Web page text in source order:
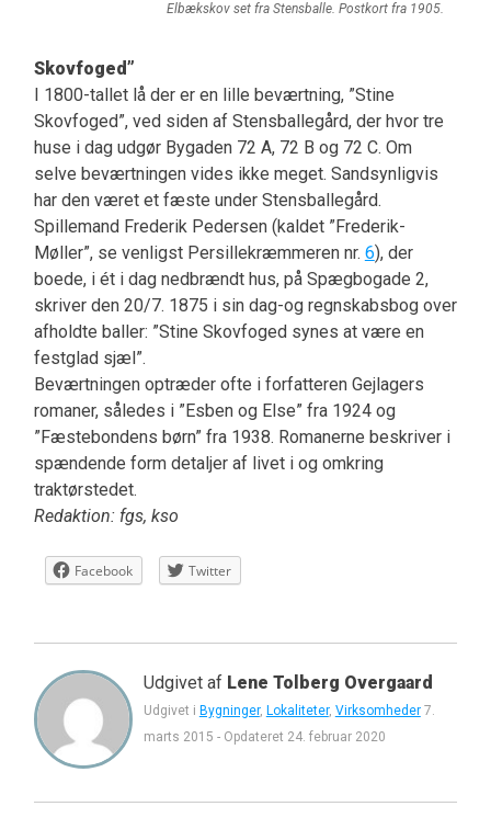
Elbækskov set fra Stensballe. Postkort fra 1905.
Skovfoged”
I 1800-tallet lå der er en lille beværtning, ”Stine
Skovfoged”, ved siden af Stensballegård, der hvor tre
huse i dag udgør Bygaden 72 A, 72 B og 72 C. Om
selve beværtningen vides ikke meget. Sandsynligvis
har den været et fæste under Stensballegård.
Spillemand Frederik Pedersen (kaldet ”Frederik-
Møller”, se venligst Persillekræmmeren nr. 6), der
boede, i ét i dag nedbrændt hus, på Spægbogade 2,
skriver den 20/7. 1875 i sin dag-og regnskabsbog over
afholdte baller: ”Stine Skovfoged synes at være en
festglad sjæl”.
Beværtningen optræder ofte i forfatteren Gejlagers
romaner, således i ”Esben og Else” fra 1924 og
”Fæstebondens børn” fra 1938. Romanerne beskriver i
spændende form detaljer af livet i og omkring
traktørstedet.
Redaktion: fgs, kso
Facebook Twitter
Udgivet af Lene Tolberg Overgaard
Udgivet i Bygninger, Lokaliteter, Virksomheder 7.
marts 2015 - Opdateret 24. februar 2020